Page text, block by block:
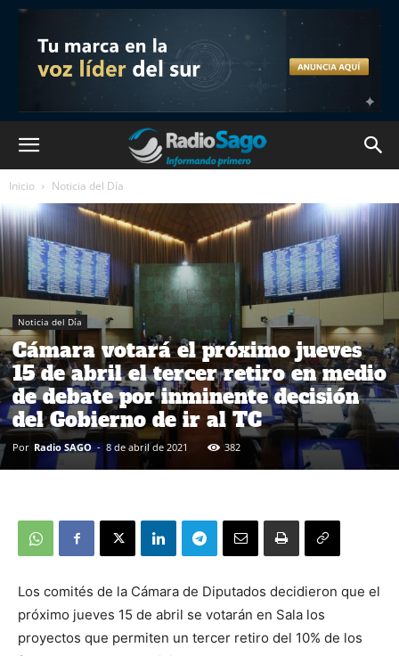
Inicio Noticia del Día
Noticia del Día
Cámara votará el próximo jueves
15 de abril el tercer retiro en medio
de debate por inminente decisión
del Gobierno de ir al TC
Por Radio SAGO - 8 de abril de 2021 382
Los comités de la Cámara de Diputados decidieron que el
próximo jueves 15 de abril se votarán en Sala los
proyectos que permiten un tercer retiro del 10% de los